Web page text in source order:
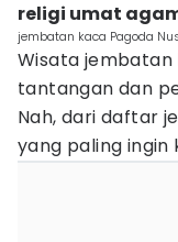
religi umat
jembatan kaca Pagoda
Wisata
tantangan dan
Nah, dari daftar
yang paling ingin